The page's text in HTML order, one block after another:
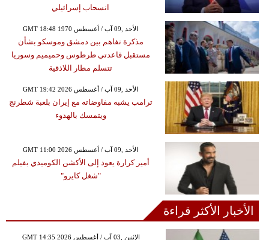
انسحاب إسرائيلي
GMT 18:48 1970 الأحد ,09 آب / أغسطس
مذكرة تفاهم بين دمشق وموسكو بشأن
مستقبل قاعدتي طرطوس وحميميم وسوريا
تتسلم مطار اللاذقية
GMT 19:42 2026 الأحد ,09 آب / أغسطس
ترامب يشبه مفاوضاته مع إيران بلعبة شطرنج
ويتمسك بالهدوء
GMT 11:00 2026 الأحد ,09 آب / أغسطس
أمير كرارة يعود إلى الأكشن الكوميدي بفيلم
"شغل كايرو"
الأخبار الأكثر قراءة
GMT 14:35 2026 الإثنين ,03 آب / أغسطس